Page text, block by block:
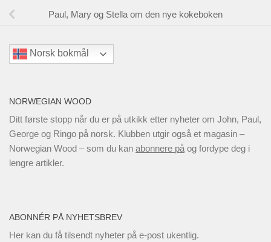
Paul, Mary og Stella om den nye kokeboken
Norsk bokmål
NORWEGIAN WOOD
Ditt første stopp når du er på utkikk etter nyheter om John, Paul,
George og Ringo på norsk. Klubben utgir også et magasin –
Norwegian Wood – som du kan abonnere på og fordype deg i
lengre artikler.
ABONNÉR PÅ NYHETSBREV
Her kan du få tilsendt nyheter på e-post ukentlig.